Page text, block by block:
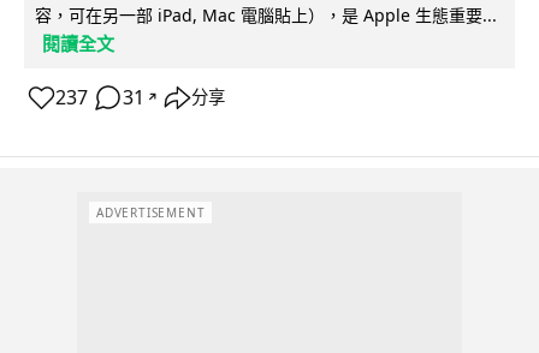
容，可在另一部 iPad, Mac 電腦貼上），是 Apple 生態重要...
閱讀全文
237 31 ↗ 分享
ADVERTISEMENT